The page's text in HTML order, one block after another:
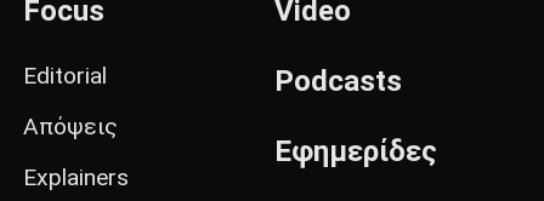
Focus
Editorial
Απόψεις
Explainers
Video
Podcasts
Εφημερίδες